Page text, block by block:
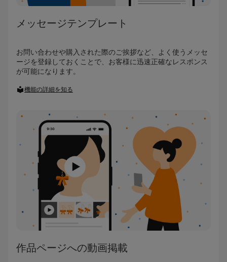
メッセージテンプレート
お問い合わせや購入された際のご挨拶など、よく使うメッセ
ージを登録しておくことで、お客様に迅速正確なレスポンス
が可能になります。
機能の詳細を知る
作品ページへの動画掲載